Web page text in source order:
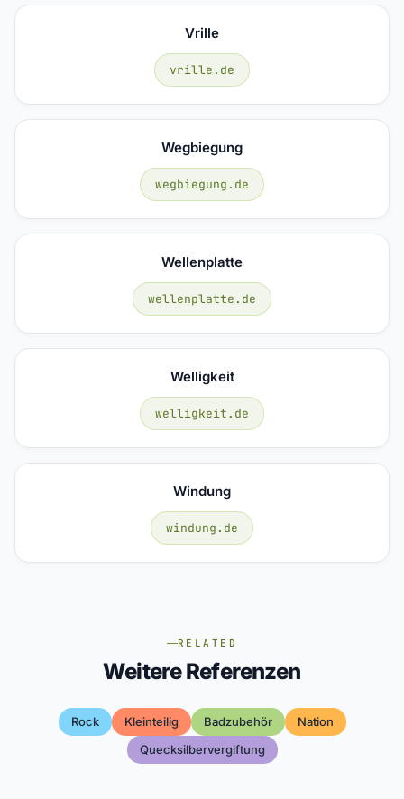
Vrille
vrille.de
Wegbiegung
wegbiegung.de
Wellenplatte
wellenplatte.de
Welligkeit
welligkeit.de
Windung
windung.de
RELATED
Weitere Referenzen
Rock Kleinteilig Badzubehör
Nation
Quecksilbervergiftung